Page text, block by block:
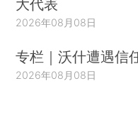
大代表
2026年08月08日
专栏｜沃什遭遇信
2026年08月08日